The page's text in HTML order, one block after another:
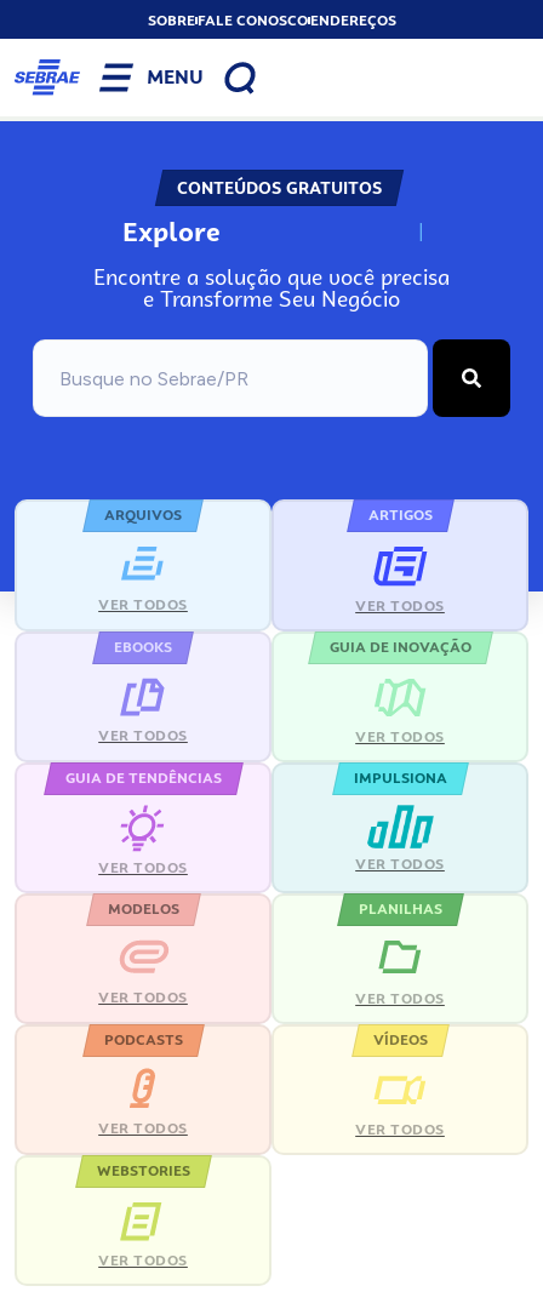
SOBREFALE CONOSCOENDEREÇOS
MENU
CONTEÚDOS GRATUITOS
Explore N
Encontre a solução que você precisa
e Transforme Seu Negócio
ARQUIVOS
VER TODOS
ARTIGOS
VER TODOS
EBOOKS
VER TODOS
GUIA DE INOVAÇÃO
VER TODOS
GUIA DE TENDÊNCIAS
VER TODOS
IMPULSIONA
VER TODOS
MODELOS
VER TODOS
PLANILHAS
VER TODOS
PODCASTS
VER TODOS
VÍDEOS
VER TODOS
WEBSTORIES
VER TODOS